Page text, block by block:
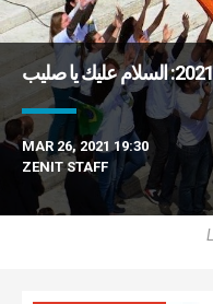
MAR 26, 2021 19:30
ZENIT STAFF